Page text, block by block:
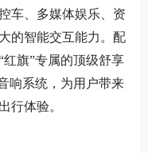
车、多媒体娱乐、资
的智能交互能力。配
旗”专属的顶级舒享
响系统，为用户带来
行体验。